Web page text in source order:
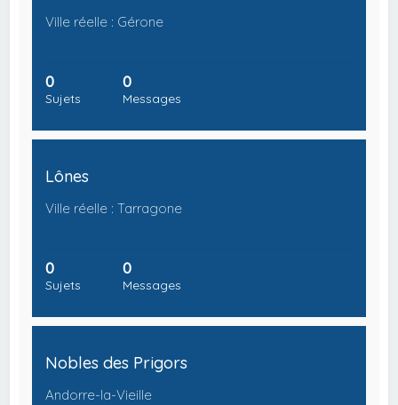
Ville réelle : Gérone
0
Sujets
0
Messages
Lônes
Ville réelle : Tarragone
0
Sujets
0
Messages
Nobles des Prigors
Andorre-la-Vieille